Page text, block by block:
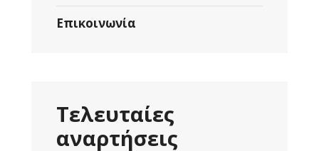
Επικοινωνία
Τελευταίες
αναρτήσεις